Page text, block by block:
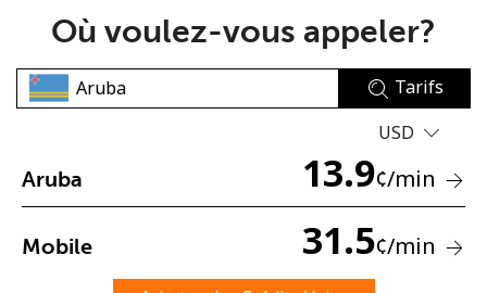
Aucun mot de passe créé
Une lettre majuscule et une lettre minuscule
Où voulez-vous appeler?
Tarifs
USD
Aruba 13.9¢/min
Mobile 31.5¢/min